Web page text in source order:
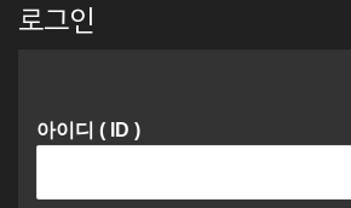
로그인
아이디 ( ID )